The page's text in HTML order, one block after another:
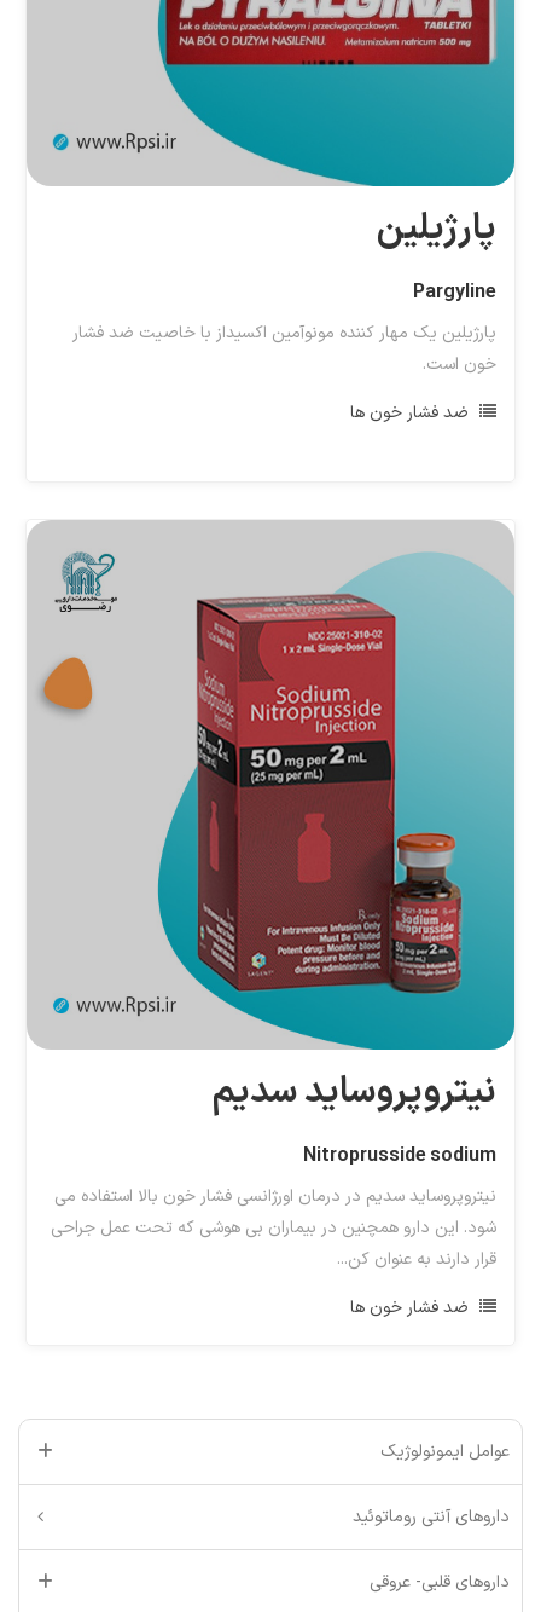
پارژیلین
Pargyline
پارژیلین یک مهار کننده مونوآمین اکسیداز با خاصیت ضد فشار
خون است.
ضد فشار خون ها
نیتروپروساید سدیم
Nitroprusside sodium
نیتروپروساید سدیم در درمان اورژانسی فشار خون بالا استفاده می
شود. این دارو همچنین در بیماران بی هوشی که تحت عمل جراحی
قرار دارند به عنوان کن...
ضد فشار خون ها
عوامل ایمونولوژیک
داروهای آنتی روماتوئید
داروهای قلبی- عروقی